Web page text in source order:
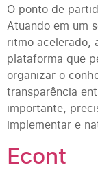
O ponto de
Atuando em um
ritmo acelerado,
plataforma que
organizar o
transparência
importante,
implementar e
Econt